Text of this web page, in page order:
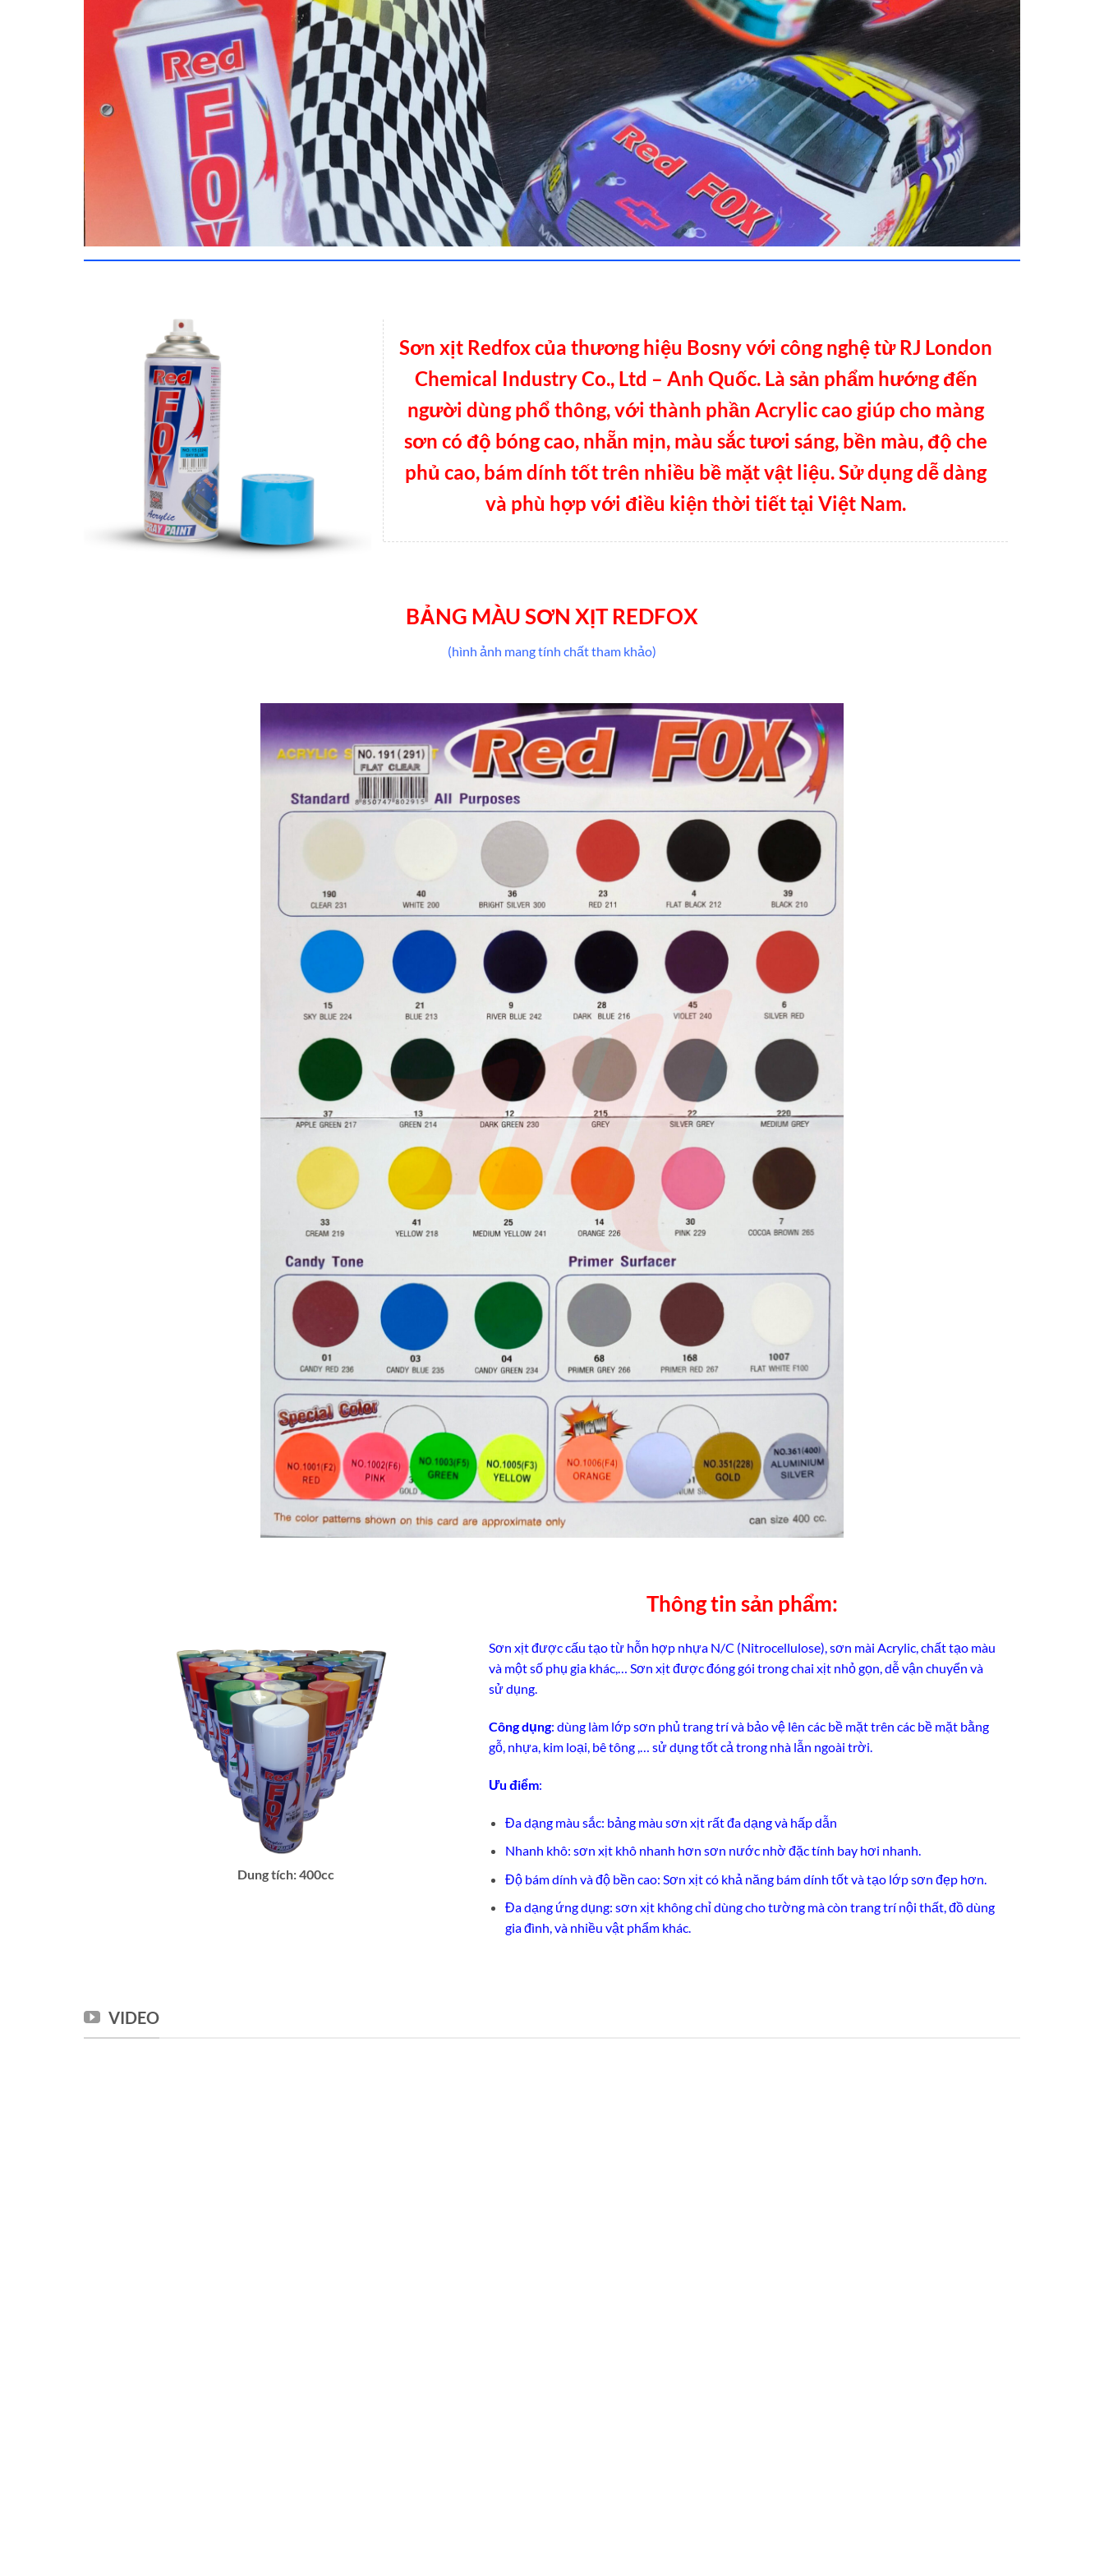
Sơn xịt Redfox của thương hiệu Bosny với công nghệ từ RJ London
Chemical Industry Co., Ltd – Anh Quốc. Là sản phẩm hướng đến
người dùng phổ thông, với thành phần Acrylic cao giúp cho màng
sơn có độ bóng cao, nhẵn mịn, màu sắc tươi sáng, bền màu, độ che
phủ cao, bám dính tốt trên nhiều bề mặt vật liệu. Sử dụng dễ dàng
và phù hợp với điều kiện thời tiết tại Việt Nam.
BẢNG MÀU SƠN XỊT REDFOX
(hình ảnh mang tính chất tham khảo)
Dung tích: 400cc
Thông tin sản phẩm:
Sơn xịt được cấu tạo từ hỗn hợp nhựa N/C (Nitrocellulose), sơn mài Acrylic, chất tạo màu
và một số phụ gia khác,… Sơn xịt được đóng gói trong chai xịt nhỏ gọn, dễ vận chuyển và
sử dụng.
Công dụng: dùng làm lớp sơn phủ trang trí và bảo vệ lên các bề mặt trên các bề mặt bằng
gỗ, nhựa, kim loại, bê tông ,… sử dụng tốt cả trong nhà lẫn ngoài trời.
Ưu điểm:
Đa dạng màu sắc: bảng màu sơn xịt rất đa dạng và hấp dẫn
Nhanh khô: sơn xịt khô nhanh hơn sơn nước nhờ đặc tính bay hơi nhanh.
Độ bám dính và độ bền cao: Sơn xịt có khả năng bám dính tốt và tạo lớp sơn đẹp hơn.
Đa dạng ứng dụng: sơn xịt không chỉ dùng cho tường mà còn trang trí nội thất, đồ dùng
gia đình, và nhiều vật phẩm khác.
VIDEO